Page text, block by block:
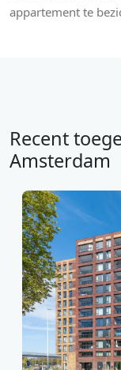
appartement te
Recent
Amsterdam